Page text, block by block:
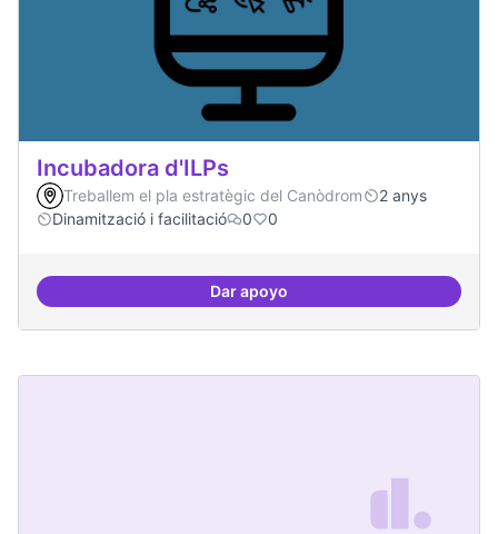
Incubadora d'ILPs
Treballem el pla estratègic del Canòdrom
2 anys
Dinamització i facilitació
0 0
Dar apoyoIncubadora d'ILPs